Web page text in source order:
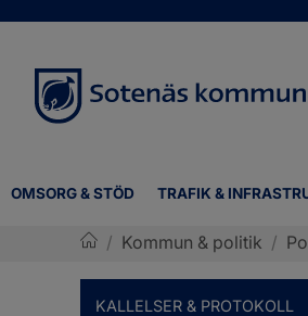
OMSORG & STÖD TRAFIK &
/ Kommun & politik /
KALLELSER & PROTOKOLL